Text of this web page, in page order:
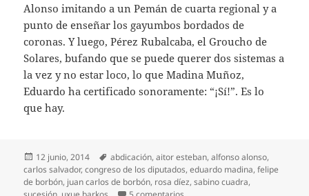
Alonso imitando a un Pemán de cuarta regional y a
punto de enseñar los gayumbos bordados de
coronas. Y luego, Pérez Rubalcaba, el Groucho de
Solares, bufando que se puede querer dos sistemas a
la vez y no estar loco, lo que Madina Muñoz,
Eduardo ha certificado sonoramente: “¡Sí!”. Es lo
que hay.
Publicado
el
12 junio, 2014 Etiquetas
abdicación,aitor esteban,alfonso alonso,
carlos salvador,congreso de los diputados,eduardo madina,felipe
de borbón, juan carlos de borbón, rosa díez,sabino cuadra,